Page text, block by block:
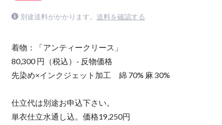
別途送料がかかります。 送料を確認する
着物：「アンティークリース」
80,300 円（税込）- 反物価格
先染め×インクジェット加工 綿 70% 麻 30%
仕立代は別途お申込下さい。
単衣仕立水通し込。価格19,250円